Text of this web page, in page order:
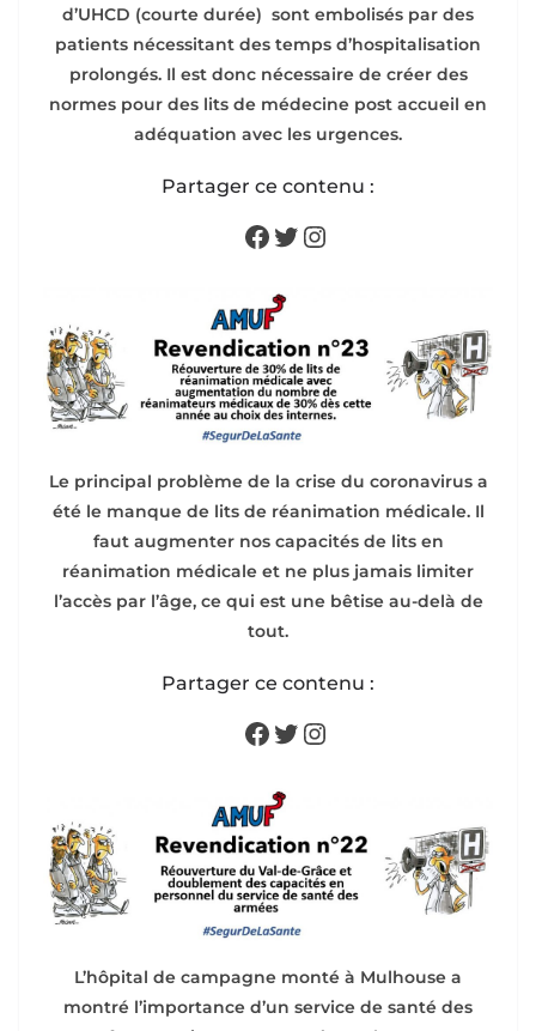
d’UHCD (courte durée) sont embolisés par des
patients nécessitant des temps d’hospitalisation
prolongés. Il est donc nécessaire de créer des
normes pour des lits de médecine post accueil en
adéquation avec les urgences.
Partager ce contenu :
Facebook
Twitter
Instagram
Le principal problème de la crise du coronavirus a
été le manque de lits de réanimation médicale. Il
faut augmenter nos capacités de lits en
réanimation médicale et ne plus jamais limiter
l’accès par l’âge, ce qui est une bêtise au-delà de
tout.
Partager ce contenu :
Facebook
Twitter
Instagram
L’hôpital de campagne monté à Mulhouse a
montré l’importance d’un service de santé des